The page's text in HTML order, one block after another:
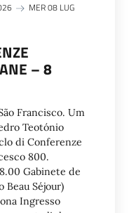
MER 08 LUG
– 8
Francisco. Um
Teotónio
di Conferenze
800.
Gabinete de
Beau Séjour)
Ingresso